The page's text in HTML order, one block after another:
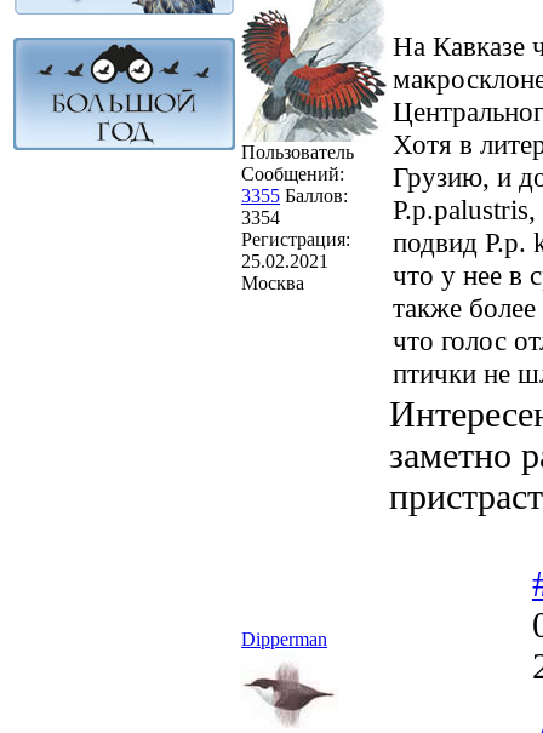
Пользователь
Сообщений:
3355 Баллов:
3354
Регистрация:
25.02.2021
Москва
На Кавказе
Хотя в
Грузию, и
подвид P.p.
что у нее в
также более
что голос
птички не
заметно
Dipperman